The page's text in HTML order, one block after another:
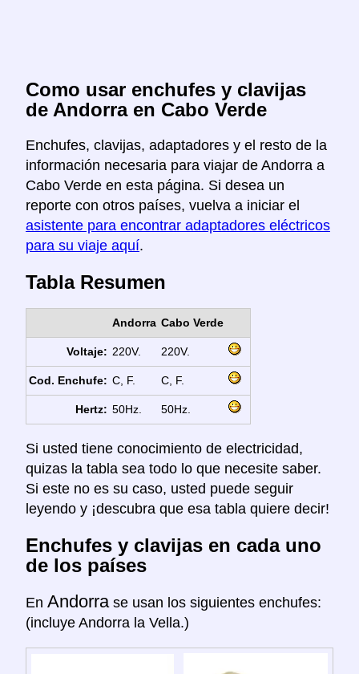
Como usar enchufes y clavijas
de Andorra en Cabo Verde
Enchufes, clavijas, adaptadores y el resto de la
información necesaria para viajar de Andorra a
Cabo Verde en esta página. Si desea un
reporte con otros países, vuelva a iniciar el
asistente para encontrar adaptadores eléctricos
para su viaje aquí.
Tabla Resumen
Andorra Cabo Verde
Voltaje: 220V. 220V.
Cod. Enchufe: C, F. C, F.
Hertz: 50Hz. 50Hz.
Si usted tiene conocimiento de electricidad,
quizas la tabla sea todo lo que necesite saber.
Si este no es su caso, usted puede seguir
leyendo y ¡descubra que esa tabla quiere decir!
Enchufes y clavijas en cada uno
de los países
En Andorra se usan los siguientes enchufes:
(incluye Andorra la Vella.)